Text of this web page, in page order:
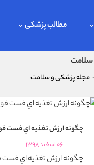
مطالب پزشکی
مجله پزشکی و سلامت
چگونه ارزش تغذيه اي فست
06 اسفند 1398
چگونه ارزش تغذيه اي فست